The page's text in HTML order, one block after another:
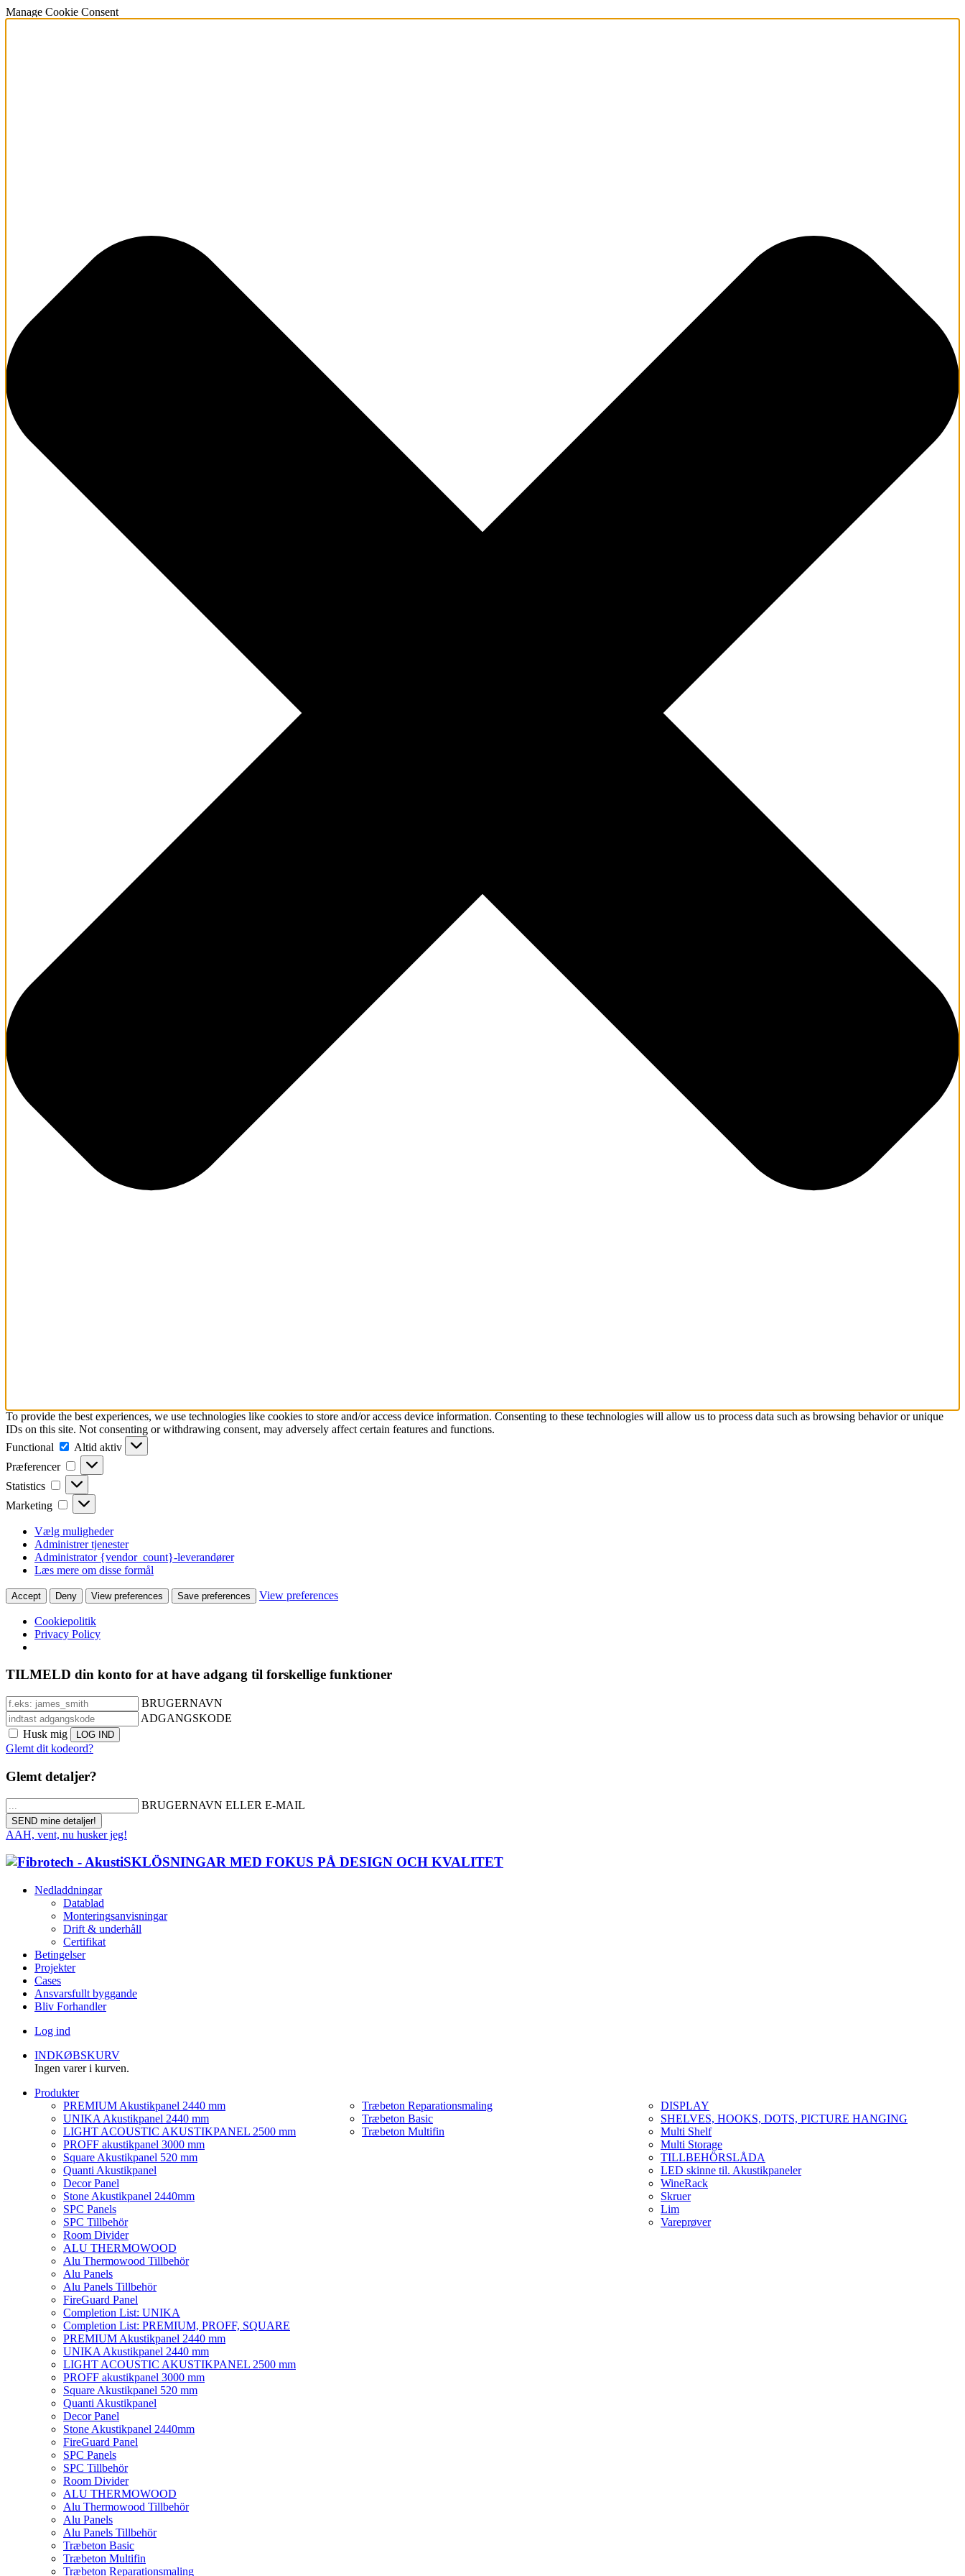
Manage Cookie Consent
To provide the best experiences, we use technologies like cookies to store and/or access device information. Consenting to these technologies will allow us to process data such as browsing behavior or unique
IDs on this site. Not consenting or withdrawing consent, may adversely affect certain features and functions.
Functional
Functional
Altid aktiv
Præferencer
Præferencer
Statistics Statistics
Marketing Marketing
Vælg muligheder
Administrer tjenester
Administrator {vendor_count}-leverandører
Læs mere om disse formål
Accept Deny View preferences Save preferences View preferences
Cookiepolitik
Privacy Policy
TILMELD din konto for at have adgang til forskellige funktioner
BRUGERNAVN
ADGANGSKODE
Husk mig
Glemt dit kodeord?
Glemt detaljer?
BRUGERNAVN ELLER E-MAIL
AAH, vent, nu husker jeg!
Nedladdningar
Datablad
Monteringsanvisningar
Drift & underhåll
Certifikat
Betingelser
Projekter
Cases
Ansvarsfullt byggande
Bliv Forhandler
Log ind
INDKØBSKURV
Ingen varer i kurven.
Produkter
PREMIUM Akustikpanel 2440 mm
UNIKA Akustikpanel 2440 mm
LIGHT ACOUSTIC AKUSTIKPANEL 2500 mm
PROFF akustikpanel 3000 mm
Square Akustikpanel 520 mm
Quanti Akustikpanel
Decor Panel
Stone Akustikpanel 2440mm
SPC Panels
SPC Tillbehör
Room Divider
ALU THERMOWOOD
Alu Thermowood Tillbehör
Alu Panels
Alu Panels Tillbehör
FireGuard Panel
Completion List: UNIKA
Completion List: PREMIUM, PROFF, SQUARE
Træbeton Reparationsmaling
Træbeton Basic
Træbeton Multifin
DISPLAY
SHELVES, HOOKS, DOTS, PICTURE HANGING
Multi Shelf
Multi Storage
TILLBEHÖRSLÅDA
LED skinne til. Akustikpaneler
WineRack
Skruer
Lim
Vareprøver
PREMIUM Akustikpanel 2440 mm
UNIKA Akustikpanel 2440 mm
LIGHT ACOUSTIC AKUSTIKPANEL 2500 mm
PROFF akustikpanel 3000 mm
Square Akustikpanel 520 mm
Quanti Akustikpanel
Decor Panel
Stone Akustikpanel 2440mm
FireGuard Panel
SPC Panels
SPC Tillbehör
Room Divider
ALU THERMOWOOD
Alu Thermowood Tillbehör
Alu Panels
Alu Panels Tillbehör
Træbeton Basic
Træbeton Multifin
Træbeton Reparationsmaling